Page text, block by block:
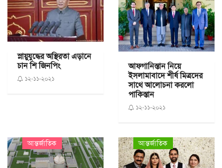
স্নায়ুযুদ্ধের অস্থিরতা এড়ানে
চান শি জিনপিং
১২-১১-২০২১
আফগানিস্তান নিয়ে
ইসলামাবাদে শীর্ষ মিত্রদের
সাথে আলোচনা করলো
পাকিস্তান
১২-১১-২০২১
আন্তর্জাতিক আন্তর্জাতিক